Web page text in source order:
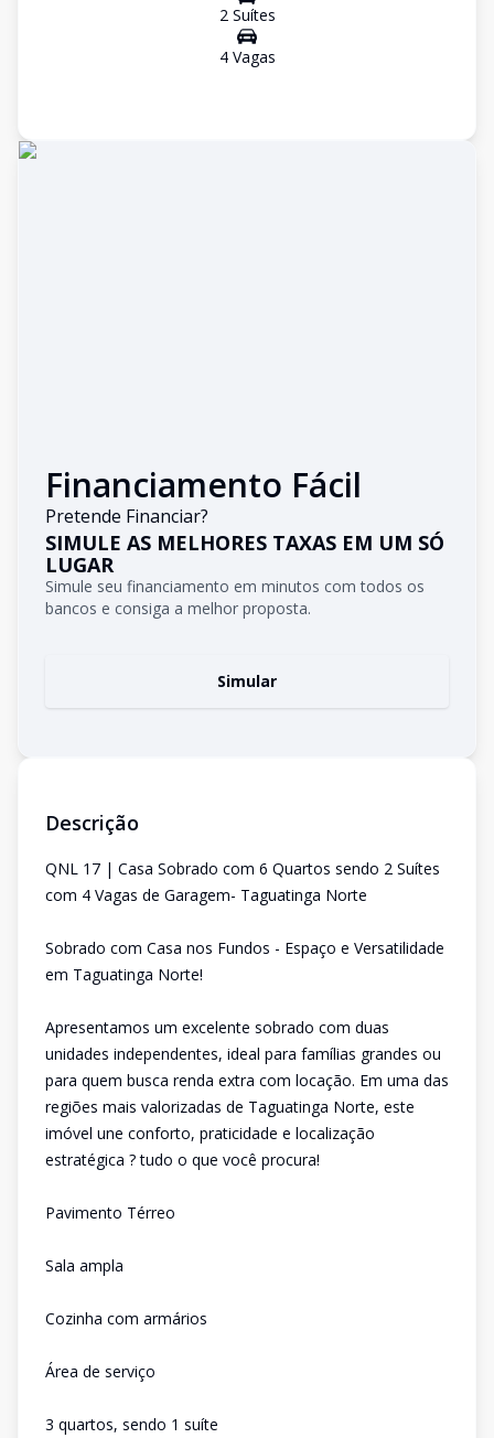
2Suítes
4Vagas
Financiamento Fácil
Pretende Financiar?
SIMULE AS MELHORES TAXAS EM UM SÓ
LUGAR
Simule seu financiamento em minutos com todos os
bancos e consiga a melhor proposta.
Simular
Descrição
QNL 17 | Casa Sobrado com 6 Quartos sendo 2 Suítes
com 4 Vagas de Garagem- Taguatinga Norte
Sobrado com Casa nos Fundos - Espaço e Versatilidade
em Taguatinga Norte!
Apresentamos um excelente sobrado com duas
unidades independentes, ideal para famílias grandes ou
para quem busca renda extra com locação. Em uma das
regiões mais valorizadas de Taguatinga Norte, este
imóvel une conforto, praticidade e localização
estratégica ? tudo o que você procura!
Pavimento Térreo
Sala ampla
Cozinha com armários
Área de serviço
3 quartos, sendo 1 suíte